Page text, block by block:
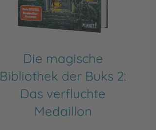
Die magische
Bibliothek der Buks 2:
Das verfluchte
Medaillon